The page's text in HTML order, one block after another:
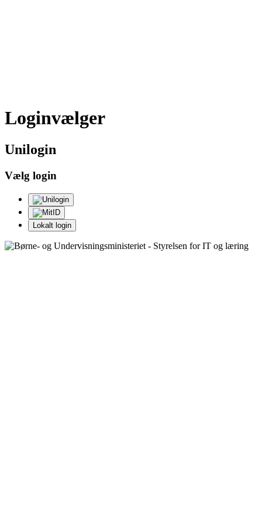
Loginvælger
Unilogin
Vælg login
Lokalt login